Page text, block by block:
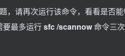
，请再次运行该命令，看看是否
要最多运行sfc /scannow命令三